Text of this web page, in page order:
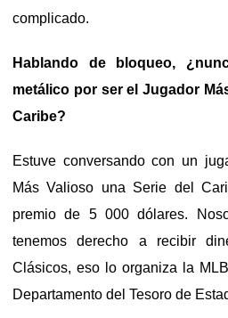
complicado.
Hablando de bloqueo,
metálico por ser el Jugador
Caribe?
Estuve conversando con un
Más Valioso una Serie del
premio de 5 000 dólares.
tenemos derecho a recibir
Clásicos, eso lo organiza la
Departamento del Tesoro de